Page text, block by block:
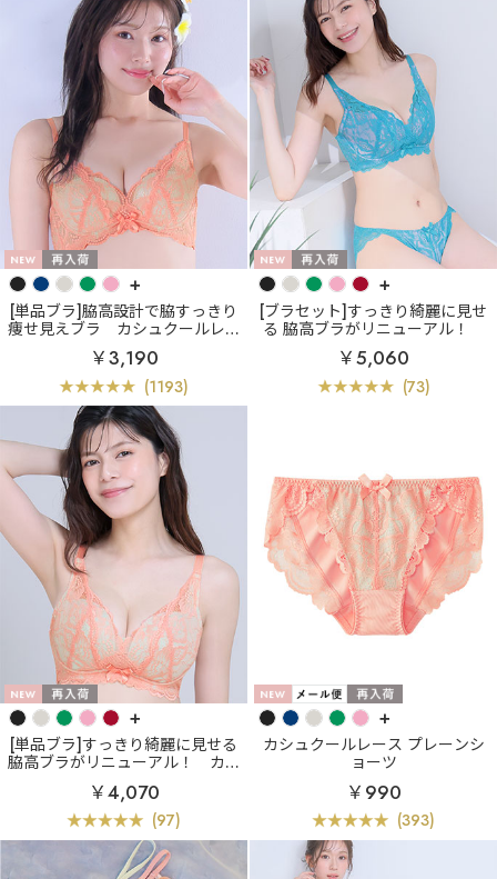
+
[単品ブラ]脇高設計で脇すっきり
痩せ見えブラ
カシュクールレー
ス脇高ブラ(R) 単品ブラジャー
￥3,190
(1193)
+
[ブラセット]すっきり綺麗に見せ
る 脇高ブラがリニューアル！
カシュクールレース脇高ブラ(R)
ブラジャー&ショーツ (FGHカッ
プ)
￥5,060
(73)
+
[単品ブラ]すっきり綺麗に見せる
脇高ブラがリニューアル！
カシ
ュクールレース脇高ブラ(R) 単品
ブラジャー (FGHカップ)
￥4,070
(97)
+
カシュクールレース プレーンシ
ョーツ
￥990
(393)